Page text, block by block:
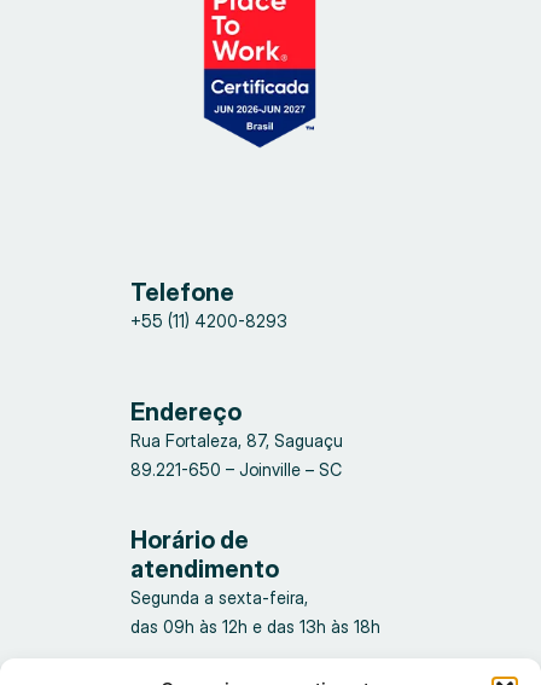
Telefone
+55 (11) 4200-8293
Endereço
Rua Fortaleza, 87, Saguaçu
89.221-650 – Joinville – SC
Horário de
atendimento
Segunda a sexta-feira,
das 09h às 12h e das 13h às 18h